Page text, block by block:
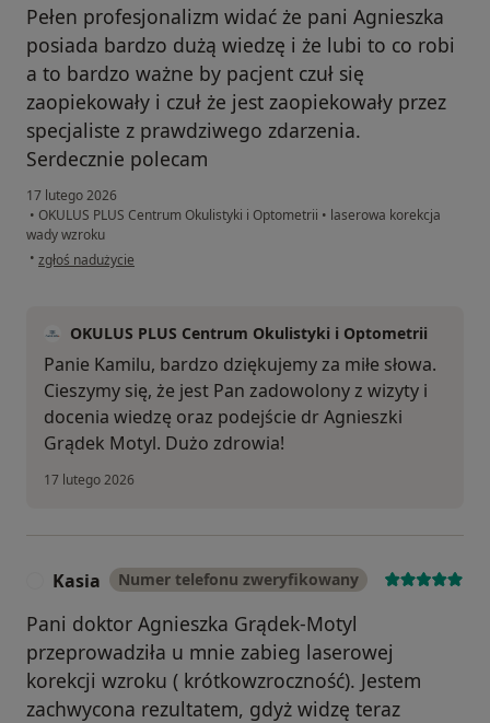
Pełen profesjonalizm widać że pani Agnieszka
posiada bardzo dużą wiedzę i że lubi to co robi
a to bardzo ważne by pacjent czuł się
zaopiekowały i czuł że jest zaopiekowały przez
specjaliste z prawdziwego zdarzenia.
Serdecznie polecam
17 lutego 2026
• OKULUS PLUS Centrum Okulistyki i Optometrii • laserowa korekcja
wady wzroku
• w opinii użytkownika Kamil PoD.
zgłoś nadużycie
OKULUS PLUS Centrum Okulistyki i Optometrii
Panie Kamilu, bardzo dziękujemy za miłe słowa.
Cieszymy się, że jest Pan zadowolony z wizyty i
docenia wiedzę oraz podejście dr Agnieszki
Grądek Motyl. Dużo zdrowia!
17 lutego 2026
Kasia Numer telefonu zweryfikowany
Pani doktor Agnieszka Grądek-Motyl
przeprowadziła u mnie zabieg laserowej
korekcji wzroku ( krótkowzroczność). Jestem
zachwycona rezultatem, gdyż widzę teraz